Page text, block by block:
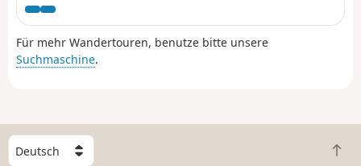
Blénod-lès-Pont-à-Mousson, zwischen Teichen und
Feuchtgebieten, wobei man meist auf reservierten
Wegen fährt. Anschließend durchquert man die „kleine
Lothringer Schweiz” auf wenig befahrenen Straßen, um
von Toul, die erste Etappe der Reise, in Sicht.
Für mehr Wandertouren, benutze bitte unsere
Suchmaschine.
W
ä
Z